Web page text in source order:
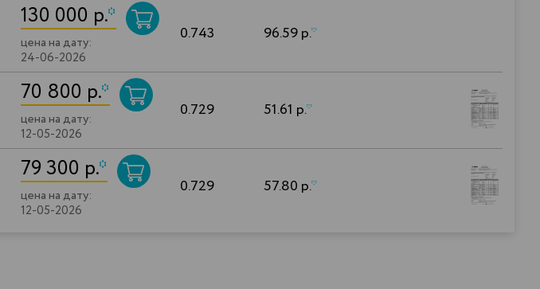
130 000 р.*
цена на дату:
24-06-2026
0.743 96.59 р.*
70 800 р.*
цена на дату:
12-05-2026
0.729 51.61 р.*
79 300 р.*
цена на дату:
12-05-2026
0.729 57.80 р.*